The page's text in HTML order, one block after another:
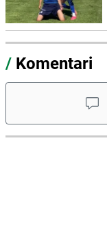
/ Komentari